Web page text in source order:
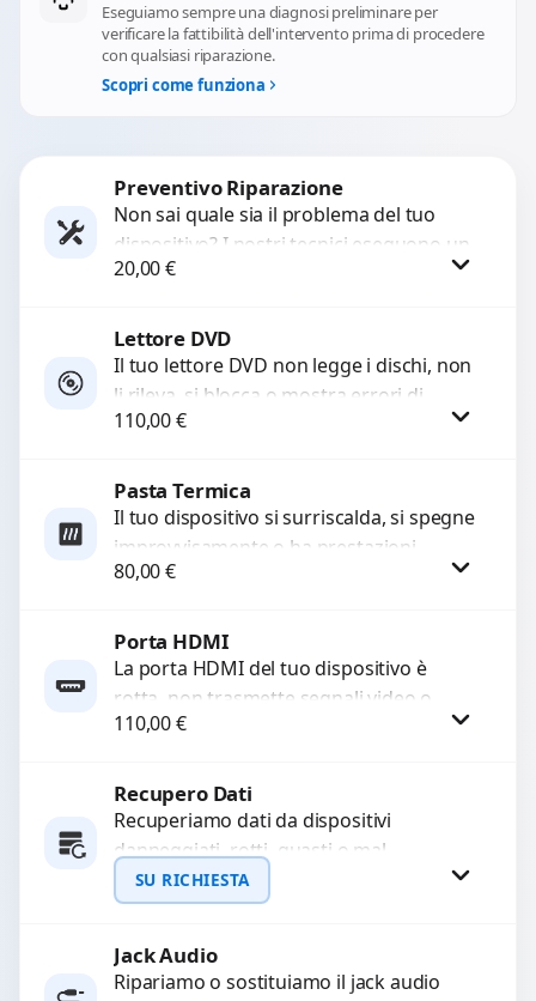
Eseguiamo sempre una diagnosi preliminare per
verificare la fattibilità dell'intervento prima di procedere
con qualsiasi riparazione.
Scopri come funziona
Preventivo Riparazione
Non sai quale sia il problema del tuo
dispositivo? I nostri tecnici eseguono un
check-up completo con strumenti
20,00€
Lettore DVD
Il tuo lettore DVD non legge i dischi, non
li rileva, si blocca o mostra errori di
caricamento? Ripariamo o...
110,00€
Procedi
Pasta Termica
Il tuo dispositivo si surriscalda, si spegne
improvvisamente o ha prestazioni
rallentate a causa di polvere o pasta
80,00€
Porta HDMI
La porta HDMI del tuo dispositivo è
rotta, non trasmette segnali video o
audio? Ripariamo o sostituiamo porte
110,00€
Procedi
Recupero Dati
Recuperiamo dati da dispositivi
danneggiati, rotti, guasti o mal
funzionanti. Utilizziamo strumenti
avanzati per recuperare file importanti
SU RICHIESTA
Richiedi Preventivo
Jack Audio
Ripariamo o sostituiamo il jack audio